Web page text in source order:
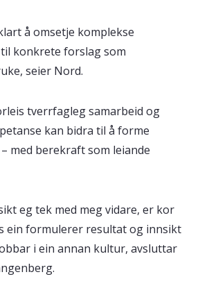
å omsetje komplekse
konkrete forslag som
seier Nord.
tverrfagleg samarbeid og
kan bidra til å forme
med berekraft som leiande
eg tek med meg vidare, er kor
ein formulerer resultat og innsikt
i ein annan kultur, avsluttar